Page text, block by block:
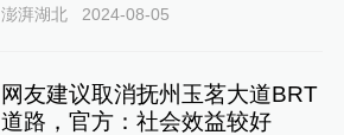
澎湃湖北 2024-08-05
网友建议取消抚州玉茗大道BRT
道路，官方：社会效益较好